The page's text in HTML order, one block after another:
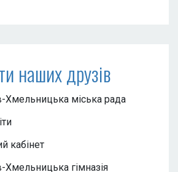
наших друзів
Хмельницька міська рада
кабінет
Хмельницька гімназія